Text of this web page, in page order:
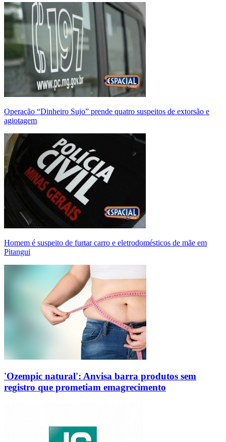
Operação “Dinheiro Sujo” prende quatro suspeitos de extorsão e
agiotagem
Homem é suspeito de furtar carro e eletrodomésticos de mãe em
Pitangui
'Ozempic natural': Anvisa barra produtos sem
registro que prometiam emagrecimento